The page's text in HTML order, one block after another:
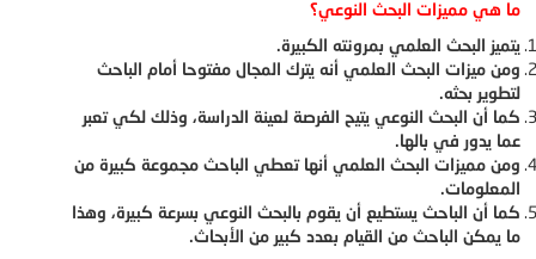
ما هي مميزات البحث النوعي؟
يتميز البحث العلمي بمرونته الكبيرة.
ومن ميزات البحث العلمي أنه يترك المجال مفتوحا أمام الباحث
لتطوير بحثه.
كما أن البحث النوعي يتيح الفرصة لعينة الدراسة، وذلك لكي تعبر
عما يدور في بالها.
ومن مميزات البحث العلمي أنها تعطي الباحث مجموعة كبيرة من
المعلومات.
كما أن الباحث يستطيع أن يقوم بالبحث النوعي بسرعة كبيرة، وهذا
ما يمكن الباحث من القيام بعدد كبير من الأبحاث.